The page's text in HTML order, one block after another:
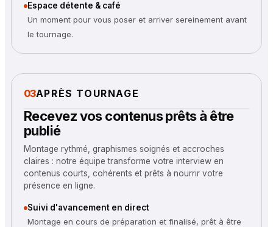
Espace détente & café
Un moment pour vous poser et arriver sereinement avant
le tournage.
03APRÈS TOURNAGE
Recevez vos contenus prêts à être
publié
Montage rythmé, graphismes soignés et accroches
claires : notre équipe transforme votre interview en
contenus courts, cohérents et prêts à nourrir votre
présence en ligne.
Suivi d'avancement en direct
Montage en cours de préparation et finalisé, prêt à être